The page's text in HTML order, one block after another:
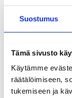
Suostumus
Tämä sivusto
Käytämme
räätälöimiseen,
tukemiseen ja
Finnish
4577
Liity jäseneksi
Norwegian